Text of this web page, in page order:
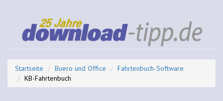
Startseite Buero und Office
Fahrtenbuch-Software
KB-Fahrtenbuch